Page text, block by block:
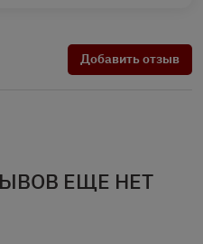
Добавить отзыв
ЕЩЕ НЕТ